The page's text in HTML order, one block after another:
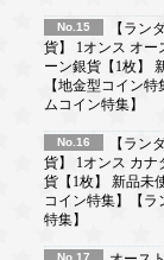
No.15
【ラン
貨】 1オンス オー
ーン銀貨【1枚】
【地金型コイン
ムコイン特集】
No.16
【ラン
貨】 1オンス カナ
貨【1枚】 新品未
コイン特集】【ラ
特集】
No.17